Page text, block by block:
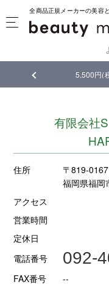
全商品正規メーカーの美容
5,500円(
有限会社
住所
〒819-0167
福岡県福岡
アクセス
営業時間
定休日
電話番号
092-
FAX番号
--